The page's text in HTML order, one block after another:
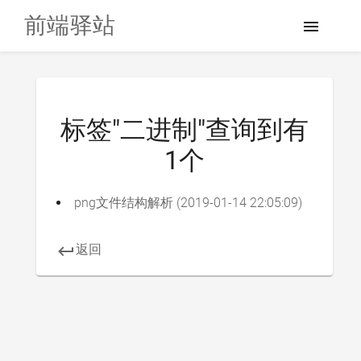
前端驿站
标签"二进制"查询到有
1个
png文件结构解析 (2019-01-14 22:05:09)
返回